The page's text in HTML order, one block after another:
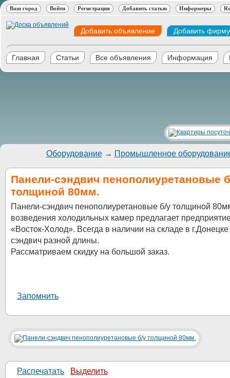
Ваш город Войти Регистрация Добавить статью Информеры
Добавить объявление Добавить фирму
Главная Статьи Все объявления Информация
Оборудование→ Промышленное
Панели-сэндвич пенополиуретановые
толщиной 80мм.
Панели-сэндвич пенополиуретановые б/у толщиной
возведения холодильных камер предлагает
«Восток-Холод». Всегда в наличии на складе в
сэндвич разной длины.
Рассматриваем скидку на большой заказ.
Запомнить
Распечатать Выделить